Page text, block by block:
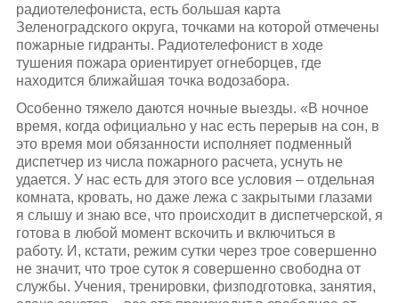
радиотелефониста, есть большая карта
Зеленоградского округа, точками на которой отмечены
пожарные гидранты. Радиотелефонист в ходе
тушения пожара ориентирует огнеборцев, где
находится ближайшая точка водозабора.
Особенно тяжело даются ночные выезды. «В ночное
время, когда официально у нас есть перерыв на сон, в
это время мои обязанности исполняет подменный
диспетчер из числа пожарного расчета, уснуть не
удается. У нас есть для этого все условия – отдельная
комната, кровать, но даже лежа с закрытыми глазами
я слышу и знаю все, что происходит в диспетчерской, я
готова в любой момент вскочить и включиться в
работу. И, кстати, режим сутки через трое совершенно
не значит, что трое суток я совершенно свободна от
службы. Учения, тренировки, физподготовка, занятия,